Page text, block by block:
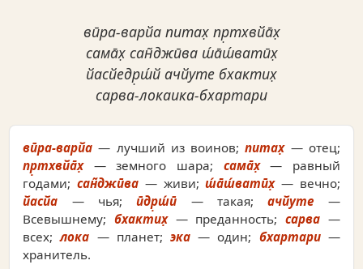
вӣра-варйа питах̣ пр̣тхвйа̄х̣
сама̄х̣ сан̃джӣва ш́а̄ш́ватӣх̣
йасйедр̣ш́й ачйуте бхактих̣
сарва-локаика-бхартари
вӣра-варйа — лучший из воинов;питах̣— отец;
пр̣тхвйа̄х̣— земного шара; сама̄х̣— равный
годами; сан̃джӣва— живи;ш́а̄ш́ватӣх̣— вечно;
йасйа — чья;ӣдр̣ш́ӣ — такая;ачйуте —
Всевышнему; бхактих̣— преданность;сарва —
всех;лока — планет;эка — один; бхартари—
хранитель.